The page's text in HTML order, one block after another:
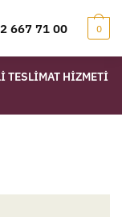
667 71 00 0
TESLİMAT HİZMETİ